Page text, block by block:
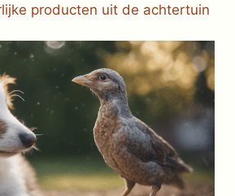
producten uit de achtertuin